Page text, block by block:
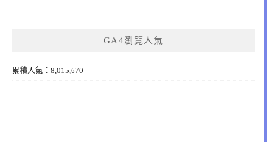
GA4瀏覽人氣
累積人氣：8,015,670